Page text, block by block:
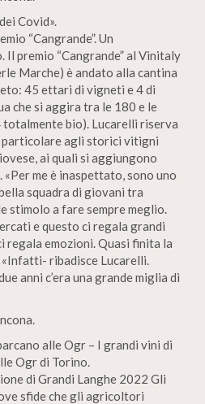
Covid».
“Cangrande”. Un
premio “Cangrande” al Vinitaly
Marche) è andato alla cantina
45 ettari di vigneti e 4 di
che si aggira tra le 180 e le
bio). Lucarelli riserva
particolare agli storici vitigni
ai quali si aggiungono
me è inaspettato, sono uno
squadra di giovani tra
stimolo a fare sempre meglio.
e questo ci regala grandi
regala emozioni. Quasi finita la
«Infatti- ribadisce Lucarelli.
anni c’era una grande miglia di
alle Ogr – I grandi vini di
Ogr di Torino.
di Grandi Langhe 2022 Gli
sfide che gli agricoltori